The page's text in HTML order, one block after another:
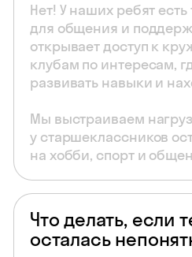
Нет! У наших ребят
для общения и
открывает доступ к
клубам по интересам,
развивать навыки и
Мы выстраиваем
у старшеклассников
на хобби, спорт и
Что делать, если
осталась